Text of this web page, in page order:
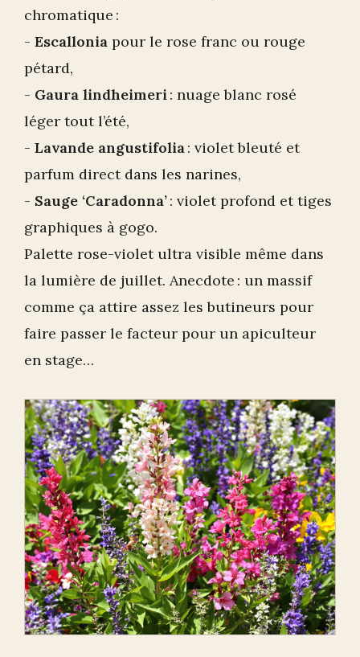
chromatique :
- Escallonia pour le rose franc ou rouge
pétard,
- Gaura lindheimeri: nuage blanc rosé
léger tout l’été,
- Lavande angustifolia: violet bleuté et
parfum direct dans les narines,
- Sauge ‘Caradonna’: violet profond et tiges
graphiques à gogo.
Palette rose-violet ultra visible même dans
la lumière de juillet. Anecdote : un massif
comme ça attire assez les butineurs pour
faire passer le facteur pour un apiculteur
en stage…